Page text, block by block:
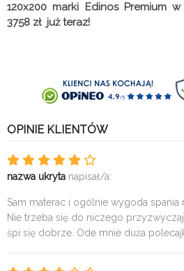
120x200 marki Edinos Premium
3758 zł już teraz!
OPINIE KLIENTÓW
nazwa ukryta napisał/a:
Sam materac i ogólnie wygoda spania
Nie trzeba się do niczego
śpi się dobrze. Ode mnie duża